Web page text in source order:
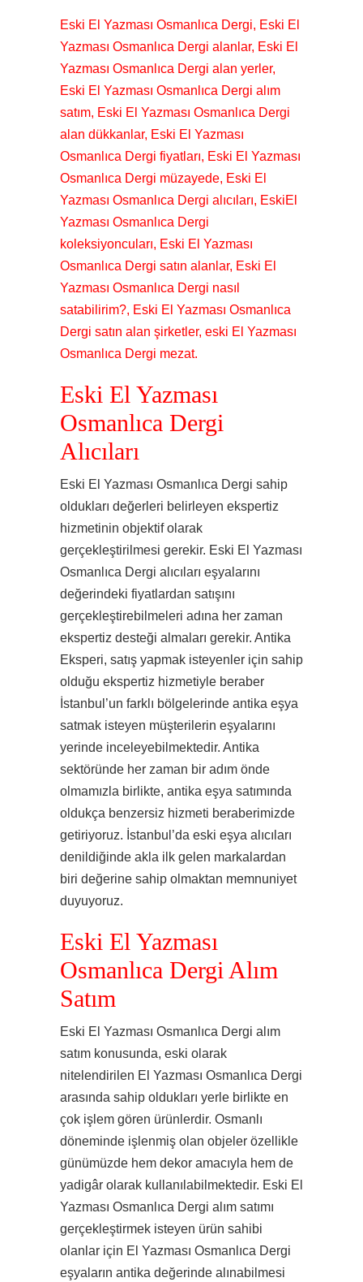
Eski El Yazması Osmanlıca Dergi, Eski El
Yazması Osmanlıca Dergi alanlar, Eski El
Yazması Osmanlıca Dergi alan yerler,
Eski El Yazması Osmanlıca Dergi alım
satım, Eski El Yazması Osmanlıca Dergi
alan dükkanlar, Eski El Yazması
Osmanlıca Dergi fiyatları, Eski El Yazması
Osmanlıca Dergi müzayede, Eski El
Yazması Osmanlıca Dergi alıcıları, EskiEl
Yazması Osmanlıca Dergi
koleksiyoncuları, Eski El Yazması
Osmanlıca Dergi satın alanlar, Eski El
Yazması Osmanlıca Dergi nasıl
satabilirim?, Eski El Yazması Osmanlıca
Dergi satın alan şirketler, eski El Yazması
Osmanlıca Dergi mezat.
Eski El Yazması
Osmanlıca Dergi
Alıcıları
Eski El Yazması Osmanlıca Dergi sahip
oldukları değerleri belirleyen ekspertiz
hizmetinin objektif olarak
gerçekleştirilmesi gerekir. Eski El Yazması
Osmanlıca Dergi alıcıları eşyalarını
değerindeki fiyatlardan satışını
gerçekleştirebilmeleri adına her zaman
ekspertiz desteği almaları gerekir. Antika
Eksperi, satış yapmak isteyenler için sahip
olduğu ekspertiz hizmetiyle beraber
İstanbul’un farklı bölgelerinde antika eşya
satmak isteyen müşterilerin eşyalarını
yerinde inceleyebilmektedir. Antika
sektöründe her zaman bir adım önde
olmamızla birlikte, antika eşya satımında
oldukça benzersiz hizmeti beraberimizde
getiriyoruz. İstanbul’da eski eşya alıcıları
denildiğinde akla ilk gelen markalardan
biri değerine sahip olmaktan memnuniyet
duyuyoruz.
Eski El Yazması
Osmanlıca Dergi Alım
Satım
Eski El Yazması Osmanlıca Dergi alım
satım konusunda, eski olarak
nitelendirilen El Yazması Osmanlıca Dergi
arasında sahip oldukları yerle birlikte en
çok işlem gören ürünlerdir. Osmanlı
döneminde işlenmiş olan objeler özellikle
günümüzde hem dekor amacıyla hem de
yadigâr olarak kullanılabilmektedir. Eski El
Yazması Osmanlıca Dergi alım satımı
gerçekleştirmek isteyen ürün sahibi
olanlar için El Yazması Osmanlıca Dergi
eşyaların antika değerinde alınabilmesi